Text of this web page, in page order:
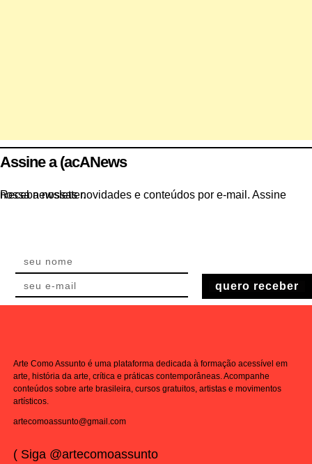
Assine a (acANews
Receba nossas novidades e conteúdos por e-mail. Assine nossa newsletter.
quero receber
Arte Como Assunto é uma plataforma dedicada à formação acessível em
arte, história da arte, crítica e práticas contemporâneas. Acompanhe
conteúdos sobre arte brasileira, cursos gratuitos, artistas e movimentos
artísticos.
artecomoassunto@gmail.com
( Siga @artecomoassunto